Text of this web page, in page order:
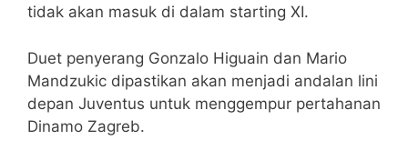
tidak akan masuk di dalam starting XI.
Duet penyerang Gonzalo Higuain dan Mario
Mandzukic dipastikan akan menjadi andalan lini
depan Juventus untuk menggempur pertahanan
Dinamo Zagreb.